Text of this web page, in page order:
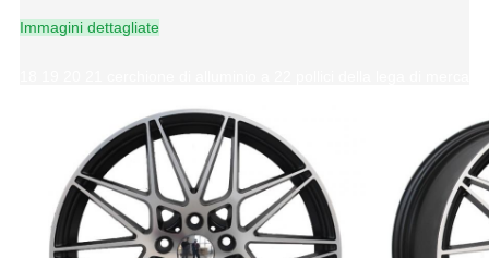
Immagini dettagliate